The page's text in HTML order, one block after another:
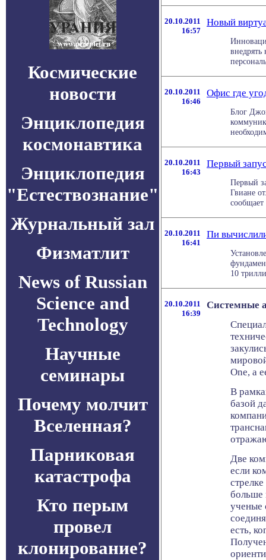
Космические
новости
Энциклопедия
космонавтика
Энциклопедия
"Естествознание"
Журнальный зал
Физматлит
News of Russian
Science and
Technology
Научные
семинары
Почему молчит
Вселенная?
Парниковая
катастрофа
Кто перым
провел
клонирование?
20.10.2011
16:57
Новый
20.10.2011
16:46
Офис где
Блог
20.10.2011
16:43
Первый
Первый
Гвиане
20.10.2011
16:41
Пи
10
20.10.2011
16:39
Системные
One, а
В
базой
Две
если
больше
ученые
есть,